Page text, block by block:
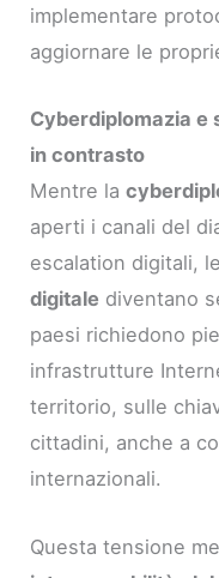
implementare
aggiornare le
Cyberdiplomazia e
in contrasto
Mentre la
aperti i canali del
escalation digitali,
digitale diventano
paesi richiedono
infrastrutture
territorio, sulle
cittadini, anche a
internazionali.
Questa tensione